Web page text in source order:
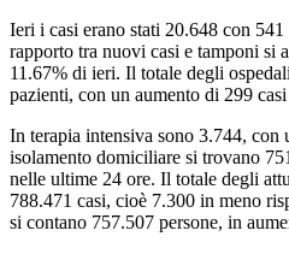
Ieri i casi erano stati 20.648 con
rapporto tra nuovi casi e tamponi si
11.67% di ieri. Il totale degli
pazienti, con un aumento di 299
In terapia intensiva sono 3.744,
isolamento domiciliare si trovano
nelle ultime 24 ore. Il totale degli
788.471 casi, cioè 7.300 in meno
si contano 757.507 persone, in